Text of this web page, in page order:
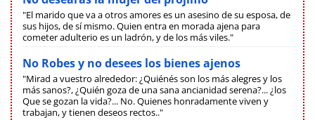
"El marido que va a otros amores es un asesino de su esposa, de
sus hijos, de sí mismo. Quien entra en morada ajena para
cometer adulterio es un ladrón, y de los más viles."
No Robes y no desees los bienes ajenos
"Mirad a vuestro alrededor: ¿Quiénés son los más alegres y los
más sanos?, ¿Quién goza de una sana ancianidad serena?... ¿los
Que se gozan la vida?... No. Quienes honradamente viven y
trabajan, y tienen deseos rectos.."